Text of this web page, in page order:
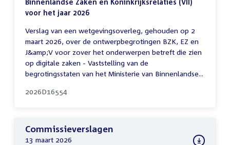
voor het jaar 2026
Verslag van een wetgevingsoverleg, gehouden op 2
maart 2026, over de ontwerpbegrotingen BZK, EZ en
J&amp;V voor zover het onderwerpen betreft die zien
op digitale zaken - Vaststelling van de
begrotingsstaten van het Ministerie van Binnenlandse...
2026D16554
Commissieverslagen
13 maart 2026